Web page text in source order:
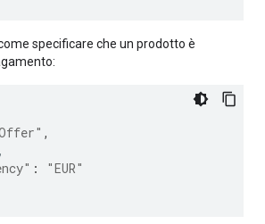
specificare che un prodotto è
,
,
:
"EUR"